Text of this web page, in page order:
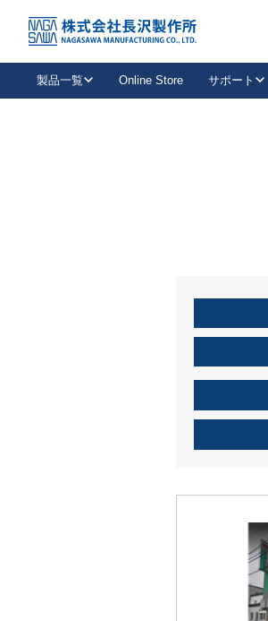
製品一覧
キーレックスを品番からお探しいただけます
Online Store サポート
取扱
お役
KSS加盟店・取扱店情報
店舗一覧